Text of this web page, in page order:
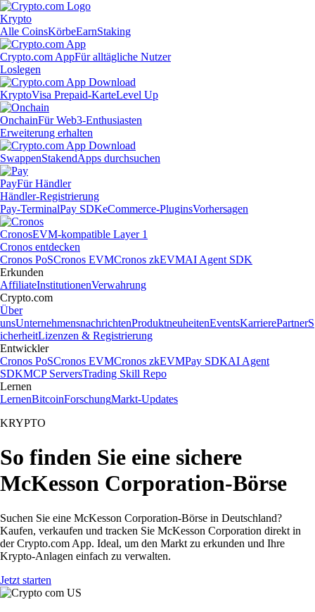
Krypto
Alle CoinsKörbeEarnStaking
Crypto.com AppFür alltägliche Nutzer
Loslegen
KryptoVisa Prepaid-KarteLevel Up
OnchainFür Web3-Enthusiasten
Erweiterung erhalten
SwappenStakendApps durchsuchen
PayFür Händler
Händler-Registrierung
Pay-TerminalPay SDKeCommerce-PluginsVorhersagen
CronosEVM-kompatible Layer 1
Cronos entdecken
Cronos PoSCronos EVMCronos zkEVMAI Agent SDK
Erkunden
AffiliateInstitutionenVerwahrung
Crypto.com
Über
unsUnternehmensnachrichtenProduktneuheitenEventsKarrierePartnerS
icherheitLizenzen & Registrierung
Entwickler
Cronos PoSCronos EVMCronos zkEVMPay SDKAI Agent
SDKMCP ServersTrading Skill Repo
Lernen
LernenBitcoinForschungMarkt-Updates
KRYPTO
So finden Sie eine sichere
McKesson Corporation-Börse
Suchen Sie eine McKesson Corporation-Börse in Deutschland?
Kaufen, verkaufen und tracken Sie McKesson Corporation direkt in
der Crypto.com App. Ideal, um den Markt zu erkunden und Ihre
Krypto-Anlagen einfach zu verwalten.
Jetzt starten